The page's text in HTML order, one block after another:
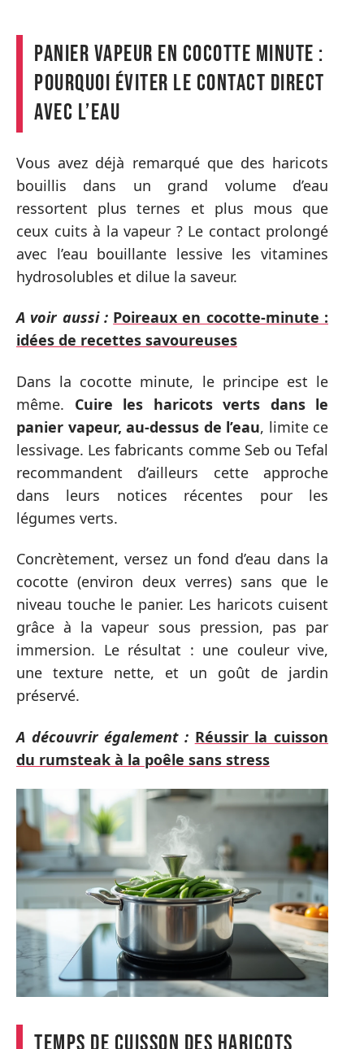
Panier vapeur en cocotte minute :
pourquoi éviter le contact direct
avec l’eau
Vous avez déjà remarqué que des haricots
bouillis dans un grand volume d’eau
ressortent plus ternes et plus mous que
ceux cuits à la vapeur ? Le contact prolongé
avec l’eau bouillante lessive les vitamines
hydrosolubles et dilue la saveur.
A voir aussi : Poireaux en cocotte-minute :
idées de recettes savoureuses
Dans la cocotte minute, le principe est le
même. Cuire les haricots verts dans le
panier vapeur, au-dessus de l’eau, limite ce
lessivage. Les fabricants comme Seb ou Tefal
recommandent d’ailleurs cette approche
dans leurs notices récentes pour les
légumes verts.
Concrètement, versez un fond d’eau dans la
cocotte (environ deux verres) sans que le
niveau touche le panier. Les haricots cuisent
grâce à la vapeur sous pression, pas par
immersion. Le résultat : une couleur vive,
une texture nette, et un goût de jardin
préservé.
A découvrir également : Réussir la cuisson
du rumsteak à la poêle sans stress